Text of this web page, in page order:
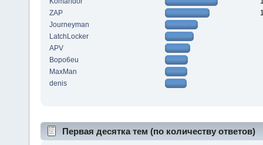
ZAP
Journeyman
LatchLocker
APV
Bopo6eu
MaxMan
denis
Первая десятка тем (по количеству ответов)